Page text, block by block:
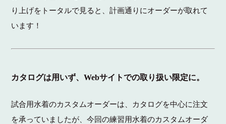
り上げをトータルで見ると、計画通りにオーダーが取れて
います！
カタログは用いず、Webサイトでの取り扱い限定に。
試合用水着のカスタムオーダーは、カタログを中心に注文
を承っていましたが、今回の練習用水着のカスタムオーダ